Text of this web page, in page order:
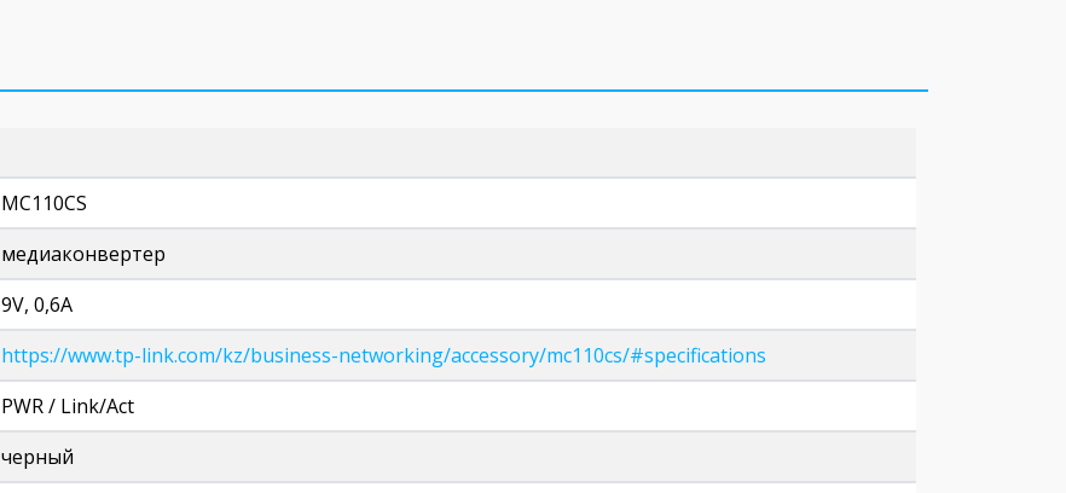
MC110CS
медиаконвертер
9V, 0,6A
https://www.tp-link.com/kz/business-networking/accessory/mc110cs/#specifications
PWR / Link/Act
черный